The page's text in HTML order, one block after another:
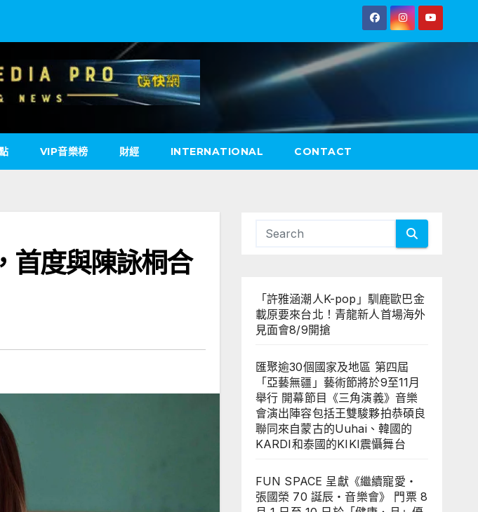
VIP音樂榜 財經 INTERNATIONAL CONTACT
首度與陳詠桐合
「許雅涵潮人K-pop」馴鹿歐巴金
載原要來台北！青龍新人首場海外
見面會8/9開搶
匯聚逾30個國家及地區 第四屆
「亞藝無疆」藝術節將於9至11月
舉行 開幕節目《三角演義》音樂
會演出陣容包括王雙駿夥拍恭碩良
聯同來自蒙古的Uuhai、韓國的
KARDI和泰國的KIKI震懾舞台
FUN SPACE 呈獻《繼續寵愛・
張國榮 70 誕辰・音樂會》 門票 8